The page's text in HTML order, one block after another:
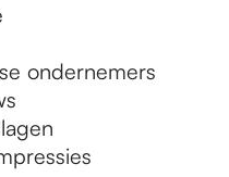
ondernemers